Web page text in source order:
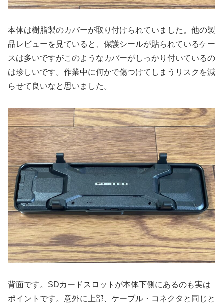
本体は樹脂製のカバーが取り付けられていました。他の製
品レビューを見ていると、保護シールが貼られているケー
スは多いですがこのようなカバーがしっかり付いているの
は珍しいです。作業中に何かで傷つけてしまうリスクを減
らせて良いなと思いました。
背面です。SDカードスロットが本体下側にあるのも実は
ポイントです。意外に上部、ケーブル・コネクタと同じと